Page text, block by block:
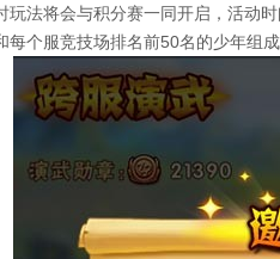
法将会与积分赛一同开启，活动
每个服竞技场排名前50名的少年组